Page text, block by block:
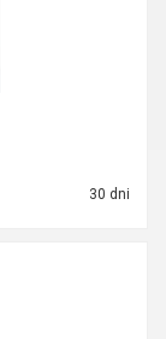
30 dni